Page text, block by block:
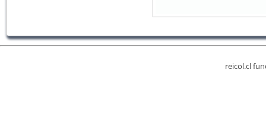
reicol.cl